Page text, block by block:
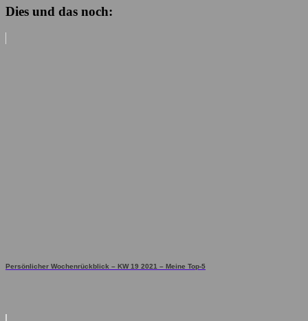
Dies und das noch:
Persönlicher Wochenrückblick – KW 19 2021 – Meine Top-5